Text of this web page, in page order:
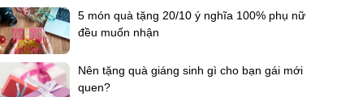
5 món quà tặng 20/10 ý nghĩa 100% phụ nữ
đều muốn nhận
Nên tặng quà giáng sinh gì cho bạn gái mới
quen?